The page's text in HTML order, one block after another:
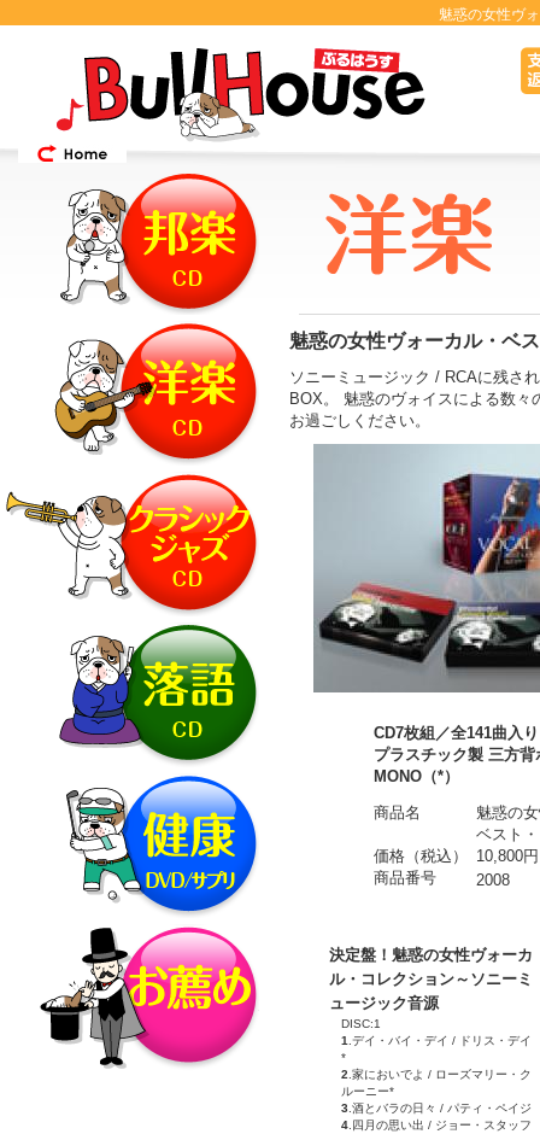
魅惑の女性ヴ
魅惑の女性ヴォーカル・ベ
ソニーミュージック / RCAに残さ
BOX。 魅惑のヴォイスによる数
お過ごしください。
CD7枚組／全141曲入り
プラスチック製 三方
MONO（*）
商品名
魅惑の
ベスト
価格（税込）
10,800円
商品番号
2008
決定盤！魅惑の女性ヴォーカ
ル・コレクション～ソニーミ
ュージック音源
DISC:1
1 .デイ・バイ・デイ / ドリス・デイ
*
2 .家においでよ / ローズマリー・ク
ルーニー*
3 .酒とバラの日々 / パティ・ペイジ
4 .四月の思い出 / ジョー・スタッフ